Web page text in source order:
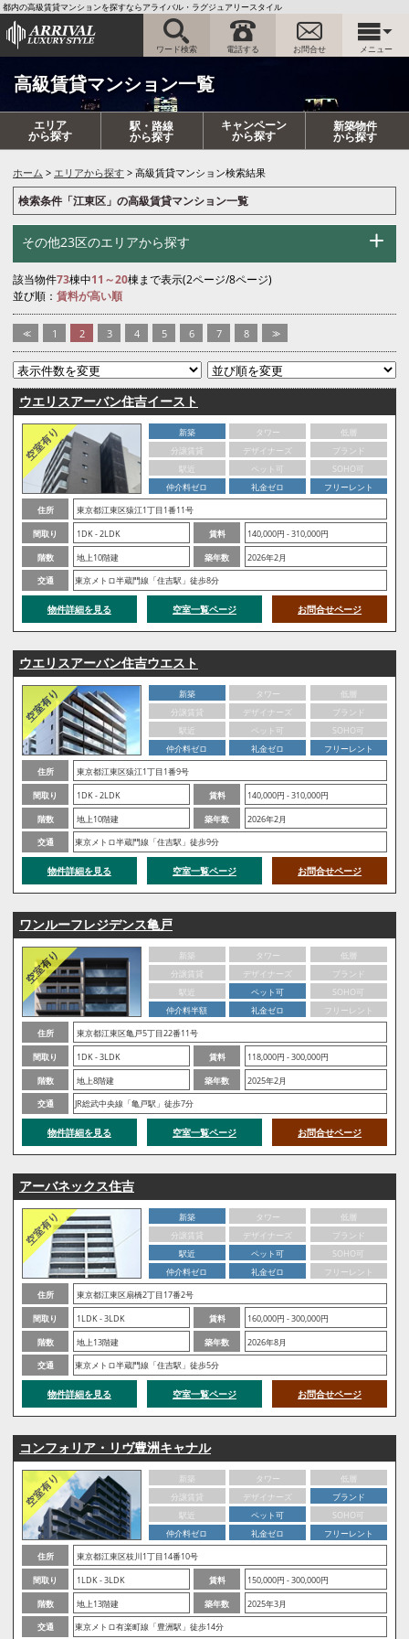
都内の高級賃貸マンションを探すならアライバル・ラグジュアリースタイル
ワード検索 電話する お問合せ メニュー
高級賃貸マンション一覧
エリア
から探す
駅・路線
から探す
キャンペーン
から探す
新築物件
から探す
ホーム エリアから探す 高級賃貸マンション検索結果
検索条件「江東区」の高級賃貸マンション一覧
その他23区のエリアから探す
該当物件73棟中11～20棟まで表示(2ページ/8ページ)
並び順： 賃料が高い順
<< 1 2 3 4 5 6 7 8 >>
ウエリスアーバン住吉イースト
新築 タワー
低層
分譲賃貸
デザイナーズ
ブランド
駅近
ペット可
SOHO可
仲介料ゼロ
礼金ゼロ
フリーレント
住所
東京都江東区猿江1丁目1番11号
間取り
1DK - 2LDK 賃料
140,000円 - 310,000円
階数
地上10階建 築年数
2026年2月
交通
東京メトロ半蔵門線「住吉駅」徒歩8分
物件詳細を見る 空室一覧ページ お問合せページ
ウエリスアーバン住吉ウエスト
新築 タワー
低層
分譲賃貸
デザイナーズ
ブランド
駅近
ペット可
SOHO可
仲介料ゼロ
礼金ゼロ
フリーレント
住所
東京都江東区猿江1丁目1番9号
間取り
1DK - 2LDK 賃料
140,000円 - 310,000円
階数
地上10階建 築年数
2026年2月
交通
東京メトロ半蔵門線「住吉駅」徒歩9分
物件詳細を見る 空室一覧ページ お問合せページ
ワンルーフレジデンス亀戸
新築 タワー
低層
分譲賃貸
デザイナーズ
ブランド
駅近
ペット可
SOHO可
仲介料半額
礼金ゼロ
フリーレント
住所
東京都江東区亀戸5丁目22番11号
間取り
1DK - 3LDK 賃料
118,000円 - 300,000円
階数
地上8階建 築年数
2025年2月
交通
JR総武中央線「亀戸駅」徒歩7分
物件詳細を見る 空室一覧ページ お問合せページ
アーバネックス住吉
新築 タワー
低層
分譲賃貸
デザイナーズ
ブランド
駅近
ペット可
SOHO可
仲介料ゼロ
礼金ゼロ
フリーレント
住所
東京都江東区扇橋2丁目17番2号
間取り
1LDK - 3LDK 賃料
160,000円 - 300,000円
階数
地上13階建 築年数
2026年8月
交通
東京メトロ半蔵門線「住吉駅」徒歩5分
物件詳細を見る 空室一覧ページ お問合せページ
コンフォリア・リヴ豊洲キャナル
新築 タワー
低層
分譲賃貸
デザイナーズ
ブランド
駅近
ペット可
SOHO可
仲介料ゼロ
礼金ゼロ
フリーレント
住所
東京都江東区枝川1丁目14番10号
間取り
1LDK - 3LDK 賃料
150,000円 - 300,000円
階数
地上13階建 築年数
2025年3月
交通
東京メトロ有楽町線「豊洲駅」徒歩14分